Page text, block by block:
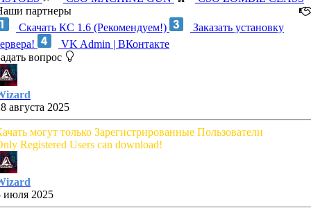
партнеры
Скачать КС 1.6 (Рекомендуем!)
Заказать установку
VK Admin | ВКонтакте
вопрос
августа 2025
могут только Зарегистрированные Пользователи
Registered Users can download!
июля 2025